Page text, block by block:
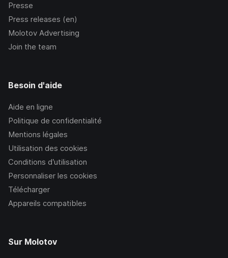
Presse
Press releases (en)
Molotov Advertising
Join the team
Besoin d'aide
Aide en ligne
Politique de confidentialité
Mentions légales
Utilisation des cookies
Conditions d’utilisation
Personnaliser les cookies
Télécharger
Appareils compatibles
Sur Molotov